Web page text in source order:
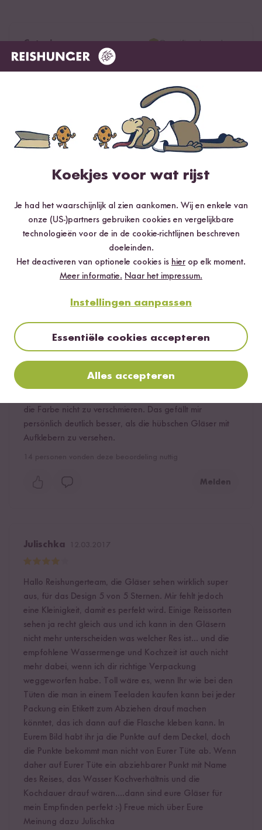
Catarina 11.10.2016 Geverifieerde aankoop
Reissorten sind die Gläser knapp, eine kleine Menge
passt nicht mehr hinein. Sehr schön wären auch
Aufkleber der Reissorten mit Mengenangabe Wasser
und Kochzeit
Melden
Toon antwoorden
Ich besitze schon 4 dieser wirklich gut aussehenden
Gläser und habe die Deckel mit einem flüssigen
Kreidestift beschriftet. So kann man direkt sehen, was
abwischen und bei Reiswechsel neu beschriften. Beim
die Farbe nicht zu verschmieren. Das gefällt mir
persönlich deutlich besser, als die hübschen Gläser mit
Aufklebern zu versehen.
Melden
Julischka
Hallo Reishungerteam, die Gläser sehen wirklich super
aus, für das Design 5 von 5 Sternen. Mir fehlt jedoch
eine Kleinigkeit, damit es perfekt wird. Einige Reissorten
sehen ja recht gleich aus und ich kann in den Gläsern
nicht mehr unterscheiden was welcher Res ist... und die
empfohlene Wassermenge und Kochzeit ist auch nicht
mehr dabei, wenn ich dir richtige Verpackung
weggeworfen habe. Toll wäre es, wenn Ihr wie bei den
Tüten die man in einem Teeladen kaufen kann bei jeder
Packung ein Etikett zum Abziehen drauf machen
könntet, das ich dann auf die Flasche kleben kann. In
Eurem Bild habt ihr ja die Punkte auf dem Deckel, doch
die Punkte bekommt man nicht von Eurer Tüte ab. Wenn
daher auf Eurer Tüte ein abziehbarer Punkt mit Name
des Reises, das Wasser Kochverhältnis und die
Kochdauer drauf wären....dann sind eure Gläser für
mein Empfinden perfekt :-) Freue mich über Eure
Meinung dazu Julischka
Koekjes voor wat rijst
Je had het waarschijnlijk al zien aankomen. Wij en enkele van
onze (US-)partners gebruiken cookies en vergelijkbare
technologieën voor de in de cookie-richtlijnen beschreven
doeleinden.
Het deactiveren van optionele cookies is hier op elk moment.
Meer informatie. Naar het impressum.
Instellingen aanpassen
Essentiële cookies accepteren
Alles accepteren